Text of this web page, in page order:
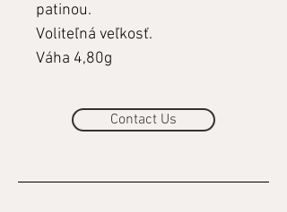
patinou.
Voliteľná veľkosť.
Váha 4,80g
Contact Us